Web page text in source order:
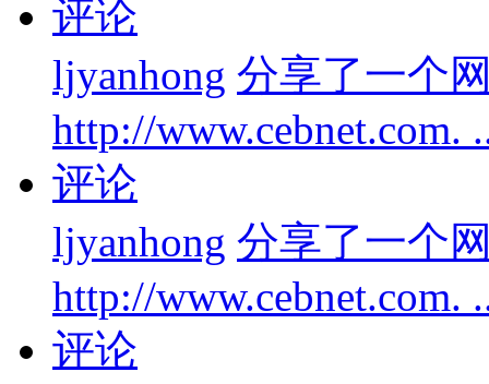
评论
ljyanhong 分享了一个
http://www.cebnet.com.
评论
ljyanhong 分享了一个
http://www.cebnet.com.
评论